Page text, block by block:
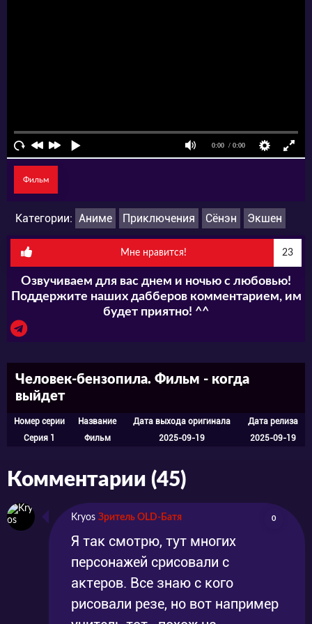
Фильм
Категории: Аниме Приключения Сёнэн Экшен
Мне нравится! 23
Озвучиваем для вас днем и ночью с любовью!
Поддержите наших дабберов комментарием, им
будет приятно! ^^
Человек-бензопила. Фильм - когда
выйдет
Номер серии Название Дата выхода оригинала
Дата релиза
Серия 1
Фильм 2025-09-19 2025-09-19
Комментарии (45)
Kryos Зритель OLD-Батя 0
Я так смотрю, тут многих
персонажей срисовали с
актеров. Все знаю с кого
рисовали резе, но вот например